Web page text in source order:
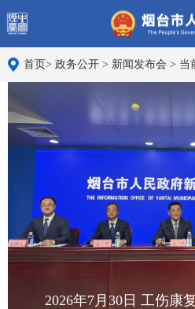
首页> 政务公开 > 新闻发布会 > 当
2026年7月30日 工伤康